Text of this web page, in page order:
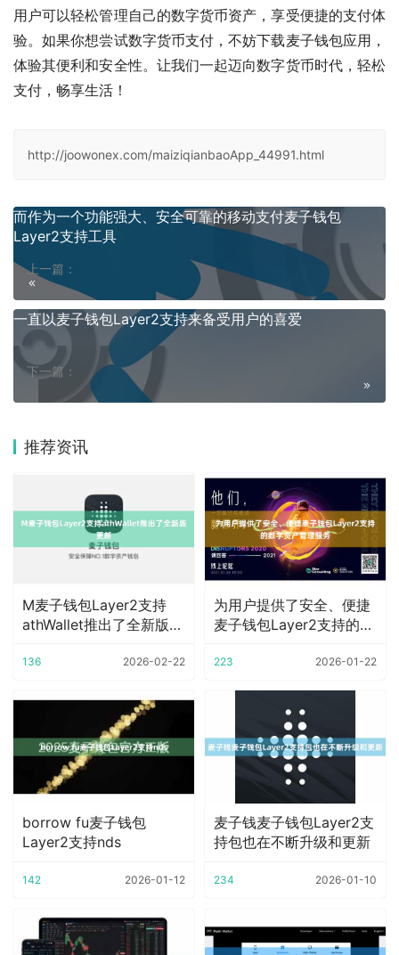
用户可以轻松管理自己的数字货币资产，享受便捷的支付体
验。如果你想尝试数字货币支付，不妨下载麦子钱包应用，
体验其便利和安全性。让我们一起迈向数字货币时代，轻松
支付，畅享生活！
http://joowonex.com/maiziqianbaoApp_44991.html
上一篇：
而作为一个功能强大、安全可靠的移动支付麦子钱包
Layer2支持工具
下一篇：
一直以麦子钱包Layer2支持来备受用户的喜爱
推荐资讯
M麦子钱包Layer2支持
athWallet推出了全新版更
136 2026-02-22
为用户提供了安全、便捷
麦子钱包Layer2支持的数
223 2026-01-22
borrow fu麦子钱包
Layer2支持nds
142 2026-01-12
麦子钱麦子钱包Layer2支
持包也在不断升级和更新
234 2026-01-10